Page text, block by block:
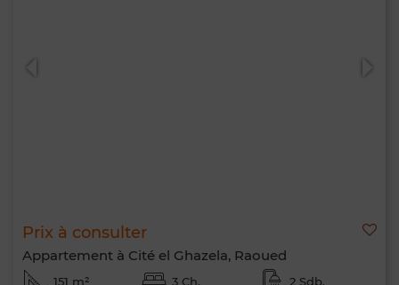
Prix à consulter
Appartement à Cité el Ghazela, Raoued
151 m² 3 Ch. 2 Sdb.